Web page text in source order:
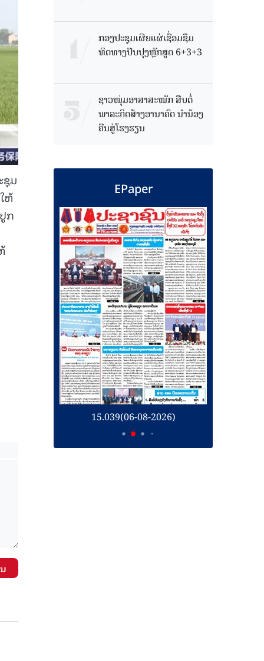
ຊຸມ
ຫ້
ກ
ກອງປະຊຸມເຜີຍແຜ່ເຊື່ອມຊຶມ
ທິດທາງປັບປຸງຫຼັກສູດ 6+3+3
ຊາວໜຸ່ມອາສາສະໝັກ ສືບຕໍ່
ພາລະກິດສ້າງອານາຄົດ ນໍານ້ອງ
ຄືນສູ່ໂຮງຮຽນ
EPaper
15.039(06-08-2026)